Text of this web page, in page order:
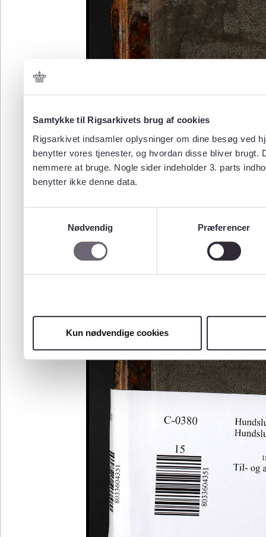
Samtykke til Rigsarkivets brug af cookies
Rigsarkivet indsamler oplysninger om dine besøg ved
benytter vores tjenester, og hvordan disse bliver
nemmere at bruge. Nogle sider indeholder 3. parts
benytter ikke denne data.
Nødvendig
Præferencer
Kun nødvendige cookies